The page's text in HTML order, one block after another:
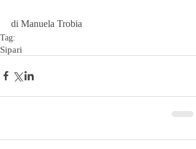
di Manuela Trobia
Tag:
Sipari